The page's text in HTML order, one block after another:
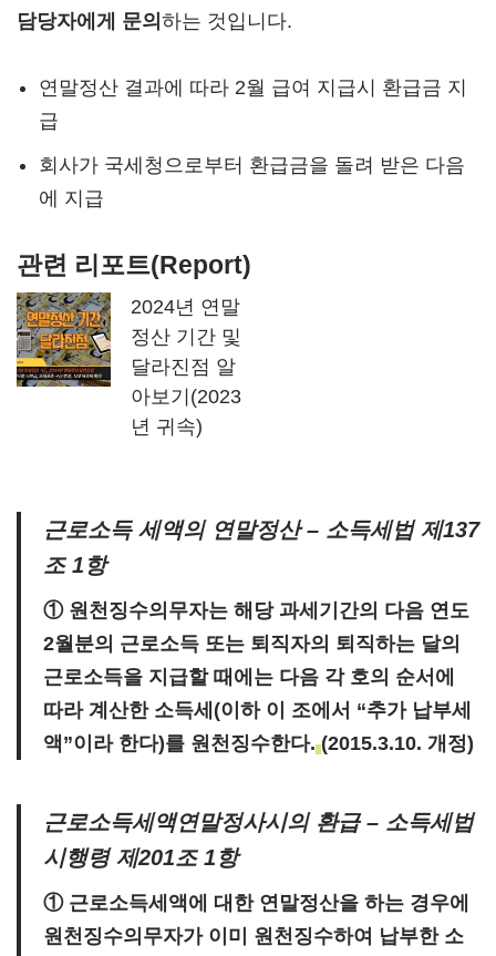
담당자에게 문의 하는 것입니다.
연말정산 결과에 따라 2월 급여 지급시 환급금 지
급
회사가 국세청으로부터 환급금을 돌려 받은 다음
에 지급
관련 리포트(Report)
2024년 연말
정산 기간 및
달라진점 알
아보기(2023
년 귀속)
근로소득 세액의 연말정산 – 소득세법 제137
조 1항
① 원천징수의무자는 해당 과세기간의 다음 연도
2월분의 근로소득 또는 퇴직자의 퇴직하는 달의
근로소득을 지급할 때에는 다음 각 호의 순서에
따라 계산한 소득세(이하 이 조에서 “추가 납부세
액”이라 한다)를 원천징수한다. (2015.3.10. 개정)
근로소득세액연말정사시의 환급 – 소득세법
시행령 제201조 1항
① 근로소득세액에 대한 연말정산을 하는 경우에
원천징수의무자가 이미 원천징수하여 납부한 소